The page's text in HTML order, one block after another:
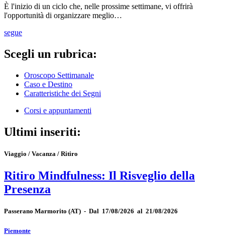
È l'inizio di un ciclo che, nelle prossime settimane, vi offrirà
l'opportunità di organizzare meglio…
segue
Scegli un rubrica:
Oroscopo Settimanale
Caso e Destino
Caratteristiche dei Segni
Corsi e appuntamenti
Ultimi inseriti:
Viaggio / Vacanza / Ritiro
Ritiro Mindfulness: Il Risveglio della
Presenza
Passerano Marmorito (AT) - Dal 17/08/2026 al 21/08/2026
Piemonte